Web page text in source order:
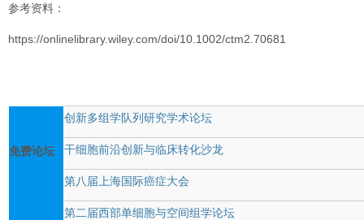
参考资料：
https://onlinelibrary.wiley.com/doi/10.1002/ctm2.70681
免费论坛
创新多组学队列研究学术论坛
干细胞前沿创新与临床转化沙龙
第八届上海国际癌症大会
第二届西部单细胞与空间组学论坛